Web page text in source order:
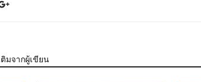
ติมจากผู้เขียน